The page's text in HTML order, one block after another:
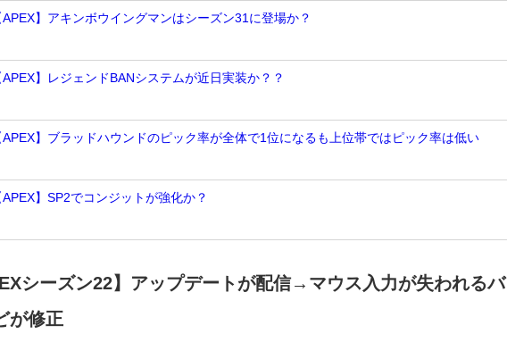
APEX】アキンボウイングマンはシーズン31に登場か？
APEX】レジェンドBANシステムが近日実装か？？
APEX】ブラッドハウンドのピック率が全体で1位になるも上位帯ではピック率は低い
APEX】SP2でコンジットが強化か？
シーズン22】アップデートが配信→マウス入力が失われるバ
が修正